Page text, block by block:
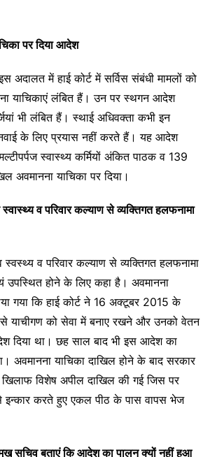
पर दिया आदेश
अदालत में हाई कोर्ट में सर्विस संबंधी मामलों को
याचिकाएं लंबित हैं। उन पर स्थगन आदेश
भी लंबित हैं। स्थाई अधिवक्ता कभी इन
के लिए प्रयास नहीं करते हैं। यह आदेश
मल्टीपर्पज स्वास्थ्य कर्मियों अंकित पाठक व 139
अवमानना याचिका पर दिया।
व परिवार कल्‍याण से व्‍यक्तिगत हलफनामा
व परिवार कल्याण से व्यक्तिगत हलफनामा
उपस्थित होने के लिए कहा है। अवमानना
गया कि हाई कोर्ट ने 16 अक्टूबर 2015 के
याचीगण को सेवा में बनाए रखने और उनको वेतन
दिया था। छह साल बाद भी इस आदेश का
अवमानना याचिका दाखिल होने के बाद सरकार
विशेष अपील दाखिल की गई जिस पर
करते हुए एकल पीठ के पास वापस भेज
सचिव बताएं कि आदेश का पालन क्‍यों नहीं हुआ